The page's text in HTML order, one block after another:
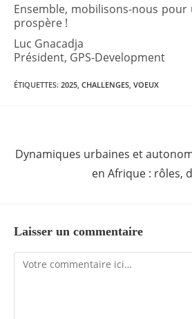
Ensemble, mobilisons-nous
prospère !
Luc Gnacadja
Président, GPS-Development
ÉTIQUETTES: 2025 CHALLENGES VOEUX
articles
Dynamiques urbaines et
en Afrique : rôles,
Laisser un commentaire
Comment